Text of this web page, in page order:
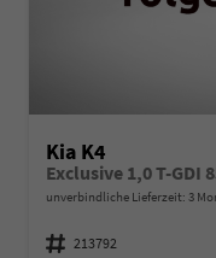
Kia K4
Exclusive 1,0 T-GDI
unverbindliche Lieferzeit: 3
Fahrzeugnummer 213792